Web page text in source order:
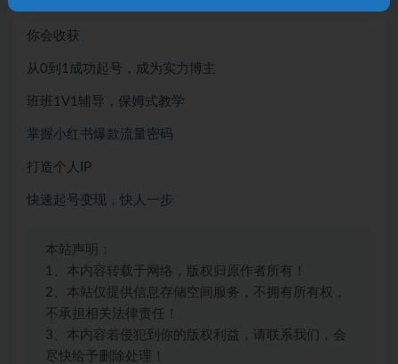
你会收获
从0到1成功起号，成为实力博主
班班1V1辅导，保姆式教学
掌握小红书爆款流量密码
打造个人IP
快速起号变现，快人一步
本站声明：
1、本内容转载于网络，版权归原作者所有！
2、本站仅提供信息存储空间服务，不拥有所有权，
不承担相关法律责任！
3、本内容若侵犯到你的版权利益，请联系我们，会
尽快给予删除处理！